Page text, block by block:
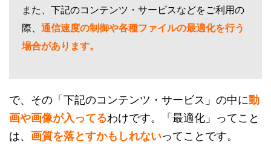
また、下記のコンテンツ・サービスなどをご利用の
際、 通信速度の制御や各種ファイルの最適化を行う
場合があります。
で、その「下記のコンテンツ・サービス」の中に動
画や画像が入ってるわけです。「最適化」ってこと
は、 画質を落とすかもしれないってことです。